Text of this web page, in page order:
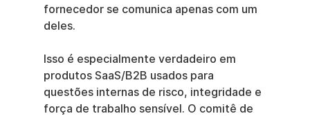
fornecedor se comunica apenas com um
deles.
Isso é especialmente verdadeiro em
produtos SaaS/B2B usados para
questões internas de risco, integridade e
força de trabalho sensível. O comitê de